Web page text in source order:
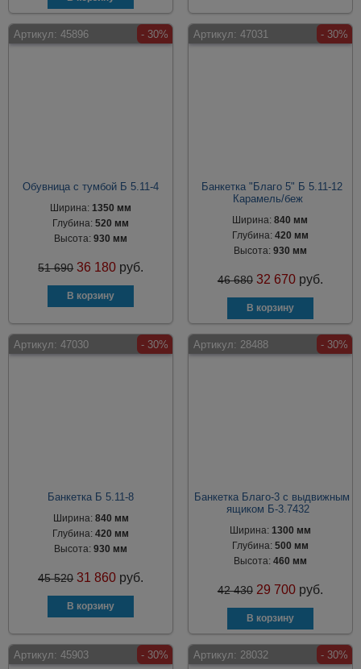
Артикул: 45896 - 30%
Обувница с тумбой Б 5.11-4
Ширина:1350 мм
Глубина:520 мм
Высота:930 мм
51 690 36 180 руб.
Артикул: 47031 - 30%
Банкетка "Благо 5" Б 5.11-12
Карамель/беж
Ширина:840 мм
Глубина: 420 мм
Высота: 930 мм
46 680 32 670 руб.
Артикул: 47030 - 30%
Банкетка Б 5.11-8
Ширина: 840 мм
Глубина:420 мм
Высота:930 мм
45 520 31 860 руб.
Артикул: 28488 - 30%
Банкетка Благо-3 с выдвижным
ящиком Б-3.7432
Ширина: 1300 мм
Глубина: 500 мм
Высота: 460 мм
42 430 29 700 руб.
Артикул: 45903 - 30% Артикул: 28032 - 30%